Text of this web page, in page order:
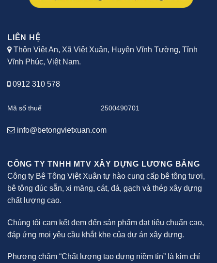
LIÊN HỆ
Thôn Việt An, Xã Việt Xuân, Huyện Vĩnh Tường, Tỉnh
Vĩnh Phúc, Việt Nam.
0912 310 578
Mã số thuế 2500490701
info@betongvietxuan.com
CÔNG TY TNHH MTV XÂY DỰNG LƯƠNG BẲNG
Công ty Bê Tông Việt Xuân tự hào cung cấp bê tông tươi,
bê tông đúc sẵn, xi măng, cát, đá, gạch và thép xây dựng
chất lượng cao.
Chúng tôi cam kết đem đến sản phẩm đạt tiêu chuẩn cao,
đáp ứng mọi yêu cầu khắt khe của dự án xây dựng.
Phương châm “Chất lượng tạo dựng niềm tin” là kim chỉ